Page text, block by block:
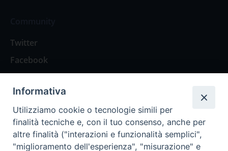
Twitter
Facebook
Spazio Lettori
Eventi
Informativa
Utilizziamo cookie o tecnologie simili per
finalità tecniche e, con il tuo consenso, anche per
altre finalità ("interazioni e funzionalità semplici",
"miglioramento dell'esperienza", "misurazione" e